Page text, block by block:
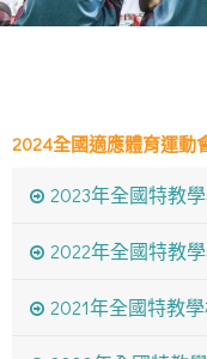
2024全國適應體育運動
報名。
2023年全國特教
2022年全國特教
2021年全國特教